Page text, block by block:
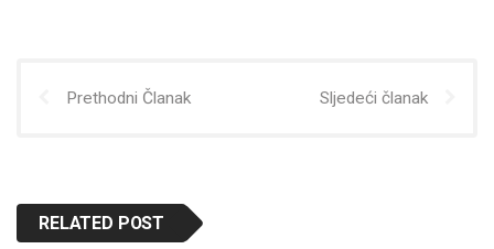
Prethodni Članak Sljedeći članak
RELATED POST